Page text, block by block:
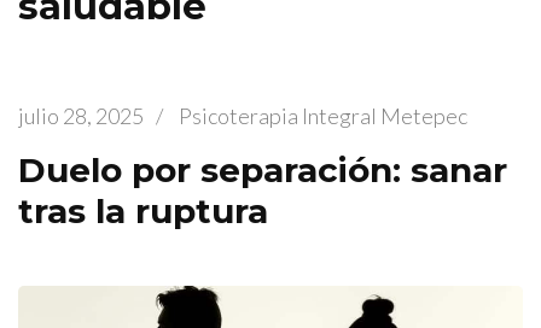
julio 28, 2025 / Psicoterapia Integral Metepec
Duelo por separación: sanar
tras la ruptura